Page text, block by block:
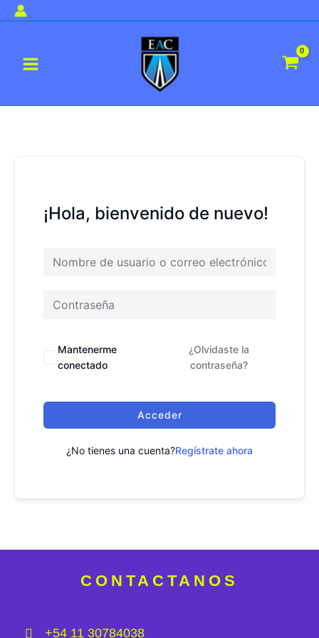
al
Menu
¡Hola, bienvenido de nuevo!
Mantenerme
conectado
¿Olvidaste la
contraseña?
Acceder
¿No tienes una cuenta?Regístrate ahora
CONTACTANOS
+54 11 30784038